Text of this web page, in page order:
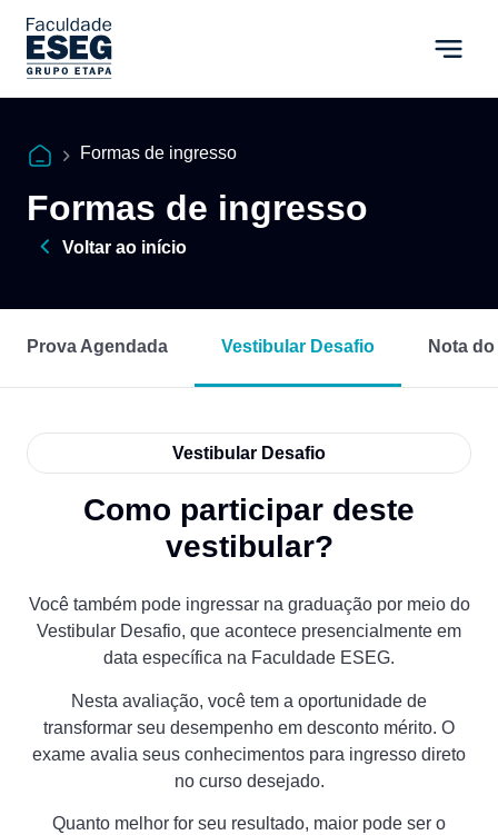
Formas de ingresso
Formas de ingresso
Voltar ao início
Prova Agendada Vestibular Desafio Nota
Vestibular Desafio
Como participar deste
vestibular?
Você também pode ingressar na graduação por meio do
Vestibular Desafio, que acontece presencialmente em
data específica na Faculdade ESEG.
Nesta avaliação, você tem a oportunidade de
transformar seu desempenho em desconto mérito. O
exame avalia seus conhecimentos para ingresso direto
no curso desejado.
Quanto melhor for seu resultado, maior pode ser o